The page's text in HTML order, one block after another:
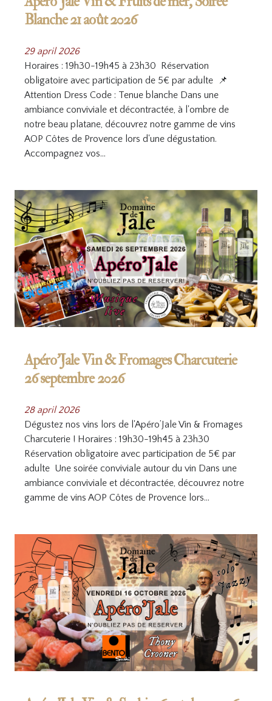
Blanche 21 août 2026
29 april 2026
Horaires : 19h30-19h45 à 23h30 Réservation
obligatoire avec participation de 5€ par adulte 📌
Attention Dress Code : Tenue blanche Dans une
ambiance conviviale et décontractée, à l'ombre de
notre beau platane, découvrez notre gamme de vins
AOP Côtes de Provence lors d'une dégustation.
Accompagnez vos…
Apéro’Jale Vin & Fromages Charcuterie
26 septembre 2026
28 april 2026
Dégustez nos vins lors de l'Apéro’Jale Vin & Fromages
Charcuterie ! Horaires : 19h30-19h45 à 23h30
Réservation obligatoire avec participation de 5€ par
adulte Une soirée conviviale autour du vin Dans une
ambiance conviviale et décontractée, découvrez notre
gamme de vins AOP Côtes de Provence lors…